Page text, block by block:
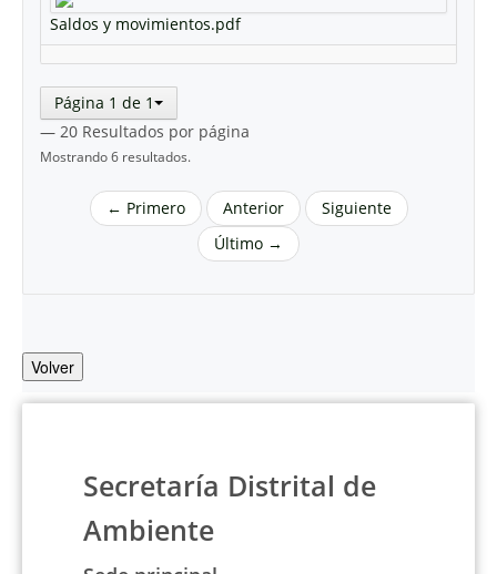
Saldos y movimientos.pdf
Página 1 de 1
— 20 Resultados por página
Mostrando 6 resultados.
← Primero Anterior
Siguiente
Último →
Volver
Secretaría Distrital de
Ambiente